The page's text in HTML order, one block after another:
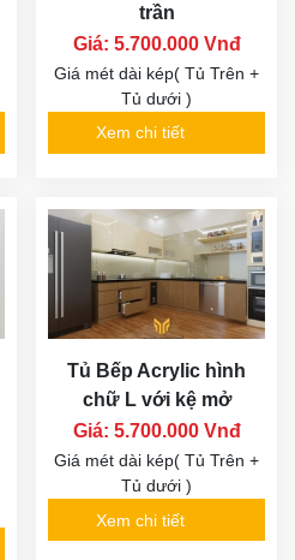
trần
Giá: 5.700.000 Vnđ
Giá mét dài kép( Tủ Trên +
Tủ dưới )
Xem chi tiết
Tủ Bếp Acrylic hình
chữ L với kệ mở
Giá: 5.700.000 Vnđ
Giá mét dài kép( Tủ Trên +
Tủ dưới )
Xem chi tiết